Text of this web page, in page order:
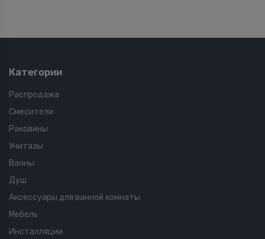
Категории
Распродажа
Смесители
Раковины
Унитазы
Ванны
Душ
Аксессуары для ванной комнаты
Мебель
Инсталляции